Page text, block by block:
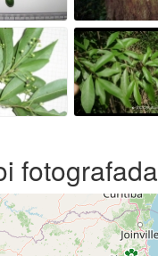
fotografada